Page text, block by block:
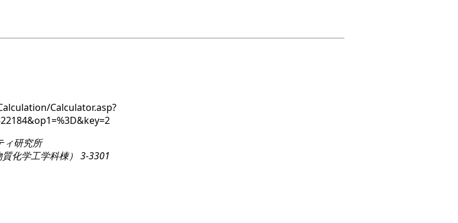
Calculator.asp?
ィ研究所
質化学工学科棟） 3-3301